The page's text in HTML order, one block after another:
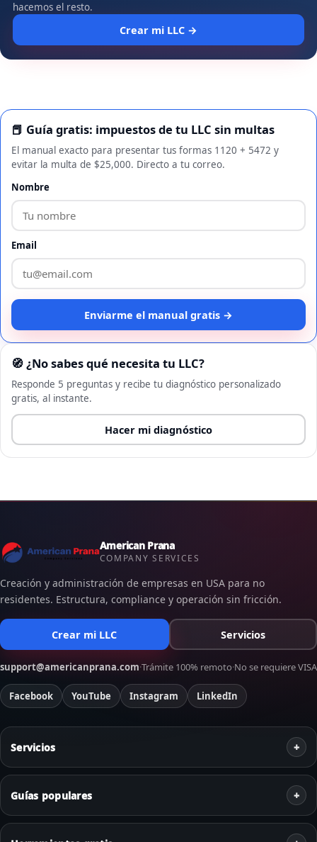
hacemos el resto.
Crear mi LLC →
📕 Guía gratis: impuestos de tu LLC sin multas
El manual exacto para presentar tus formas 1120 + 5472 y
evitar la multa de $25,000. Directo a tu correo.
Nombre
Email
Enviarme el manual gratis →
🧭 ¿No sabes qué necesita tu LLC?
Responde 5 preguntas y recibe tu diagnóstico personalizado
gratis, al instante.
Hacer mi diagnóstico
American Prana
COMPANY SERVICES
Creación y administración de empresas en USA para no
residentes. Estructura, compliance y operación sin fricción.
Crear mi LLC Servicios
support@americanprana.com·Trámite 100% remoto·No se requiere VISA
Facebook YouTube Instagram LinkedIn
Servicios
Guías populares